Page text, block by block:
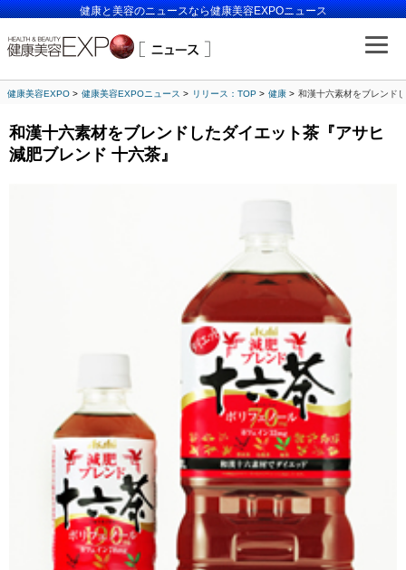
健康と美容のニュースなら健康美容EXPOニュース
健康美容EXPO 健康美容EXPOニュース リリース：TOP 健康 和漢十六素材をブレンド
和漢十六素材をブレンドしたダイエット茶『アサヒ
減肥ブレンド 十六茶』